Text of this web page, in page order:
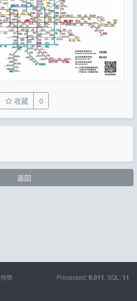
收藏 0
返回
地铁
Processed: 0.011 , SQL: 11